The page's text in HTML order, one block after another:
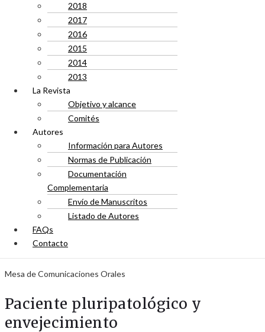
2018
2017
2016
2015
2014
2013
La Revista
Objetivo y alcance
Comités
Autores
Información para Autores
Normas de Publicación
Documentación
Complementaria
Envío de Manuscritos
Listado de Autores
FAQs
Contacto
Mesa de Comunicaciones Orales
Paciente pluripatológico y
envejecimiento